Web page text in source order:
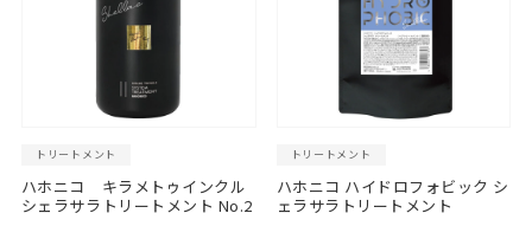
トリートメント
ハホニコ キラメトゥインクル
シェラサラトリートメント No.2
トリートメント
ハホニコ ハイドロフォビック シ
ェラサラトリートメント